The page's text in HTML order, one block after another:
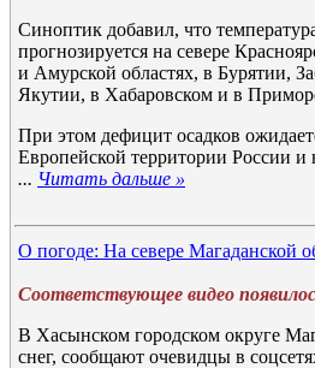
Синоптик добавил, что
прогнозируется на севере
и Амурской областях, в Бурятии,
Якутии, в Хабаровском и в
При этом дефицит осадков
Европейской территории России и
... Читать дальше »
О погоде: На севере Магаданской
Соответствующее видео
В Хасынском городском округе
снег, сообщают очевидцы в